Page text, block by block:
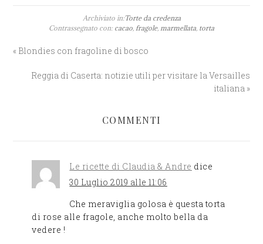
Archiviato in:Torte da credenza
Contrassegnato con: cacao, fragole, marmellata, torta
« Blondies con fragoline di bosco
Reggia di Caserta: notizie utili per visitare la Versailles
italiana »
COMMENTI
Le ricette di Claudia & Andre dice
30 Luglio 2019 alle 11:06
Che meraviglia golosa è questa torta
di rose alle fragole, anche molto bella da
vedere !